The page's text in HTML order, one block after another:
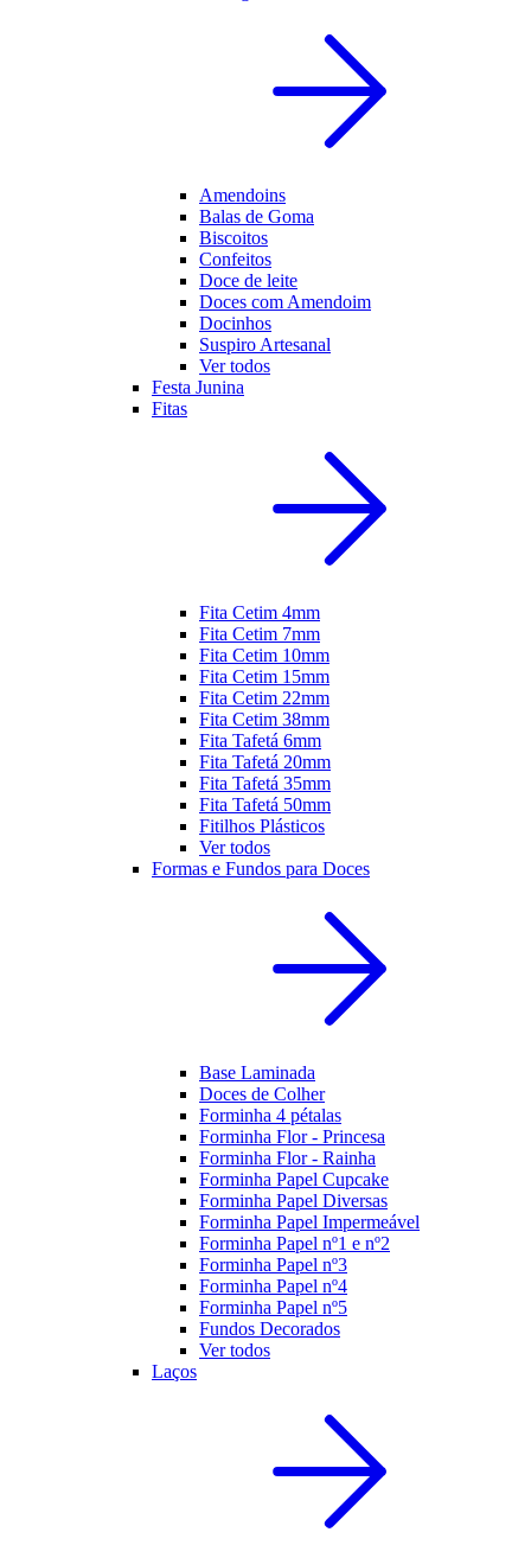
Amendoins
Balas de Goma
Biscoitos
Confeitos
Doce de leite
Doces com Amendoim
Docinhos
Suspiro Artesanal
Ver todos
Festa Junina
Fitas
Fita Cetim 4mm
Fita Cetim 7mm
Fita Cetim 10mm
Fita Cetim 15mm
Fita Cetim 22mm
Fita Cetim 38mm
Fita Tafetá 6mm
Fita Tafetá 20mm
Fita Tafetá 35mm
Fita Tafetá 50mm
Fitilhos Plásticos
Ver todos
Formas e Fundos para Doces
Base Laminada
Doces de Colher
Forminha 4 pétalas
Forminha Flor - Princesa
Forminha Flor - Rainha
Forminha Papel Cupcake
Forminha Papel Diversas
Forminha Papel Impermeável
Forminha Papel nº1 e nº2
Forminha Papel nº3
Forminha Papel nº4
Forminha Papel nº5
Fundos Decorados
Ver todos
Laços